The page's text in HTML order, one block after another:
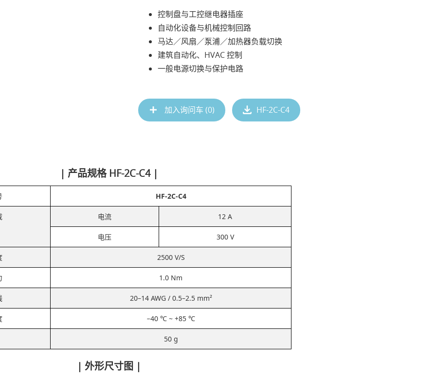
控制盘与工控继电器插座
自动化设备与机械控制回路
马达／风扇／泵浦／加热器负载切换
建筑自动化、HVAC 控制
一般电源切换与保护电路
加入询问车 (0) HF-2C-C4
| 产品规格 HF-2C-C4 |
HF-2C-C4
电流 12 A
电压 300 V
2500 V/S
1.0 Nm
20–14 AWG / 0.5–2.5 mm²
−40 ℃ ~ +85 ℃
50 g
| 外形尺寸图 |